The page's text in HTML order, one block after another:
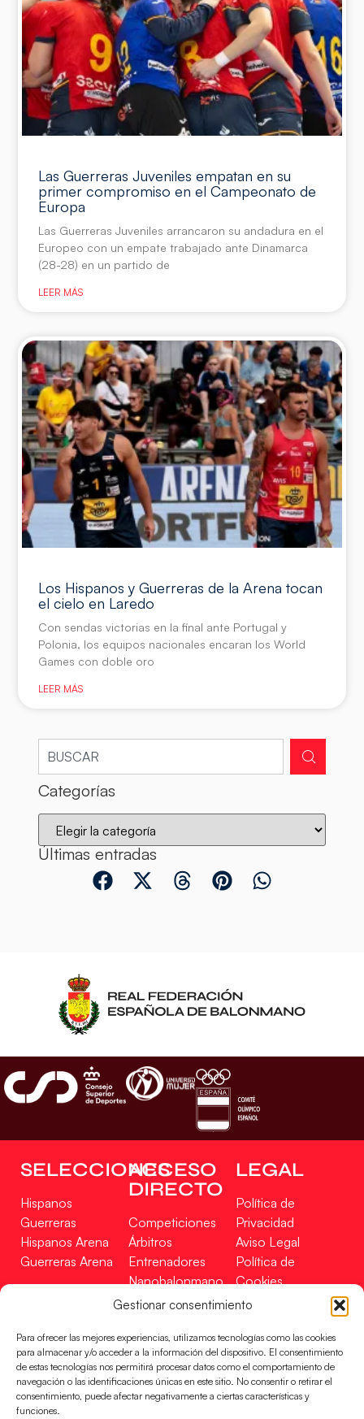
Gestionar consentimiento
Para ofrecer las mejores experiencias, utilizamos tecnologías como las cookies
para almacenar y/o acceder a la información del dispositivo. El consentimiento
de estas tecnologías nos permitirá procesar datos como el comportamiento de
navegación o las identificaciones únicas en este sitio. No consentir o retirar el
consentimiento, puede afectar negativamente a ciertas características y
funciones.
Las Guerreras Juveniles empatan en su
primer compromiso en el Campeonato de
Europa
Las Guerreras Juveniles arrancaron su andadura en el
Europeo con un empate trabajado ante Dinamarca
(28-28) en un partido de
LEER MÁS
Los Hispanos y Guerreras de la Arena tocan
el cielo en Laredo
Con sendas victorias en la final ante Portugal y
Polonia, los equipos nacionales encaran los World
Games con doble oro
LEER MÁS
Categorías
Últimas entradas
SELECCIONES
Hispanos
Guerreras
Hispanos Arena
Guerreras Arena
ACCESO
DIRECTO
Competiciones
Árbitros
Entrenadores
Nanobalonmano
Tienda
LEGAL
Política de
Privacidad
Aviso Legal
Política de
Cookies
Mapa Web
Incidencias
CONTACTO
EN
FINANCIADO